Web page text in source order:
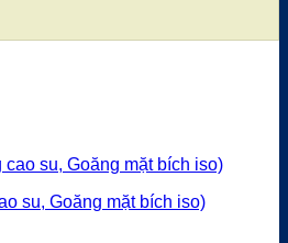
su, Goăng mặt bích iso)